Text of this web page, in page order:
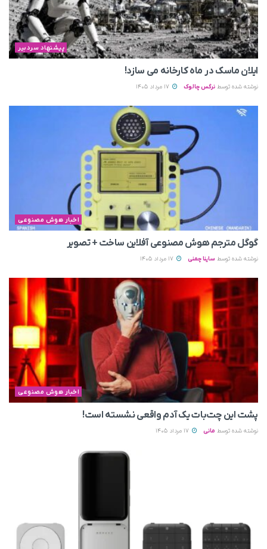
پیشنهاد سردبیر
ایلان ماسک در ماه کارخانه می سازد!
نوشته شده توسط نرگس چالوک 17 مرداد 1405
اخبار هوش مصنوعی
گوگل مترجم هوش مصنوعی آفلاین ساخت + تصویر
نوشته شده توسط ساینا چمنی 17 مرداد 1405
اخبار هوش مصنوعی
پشت این چت‌بات یک آدم واقعی نشسته است!
نوشته شده توسط مانی 17 مرداد 1405